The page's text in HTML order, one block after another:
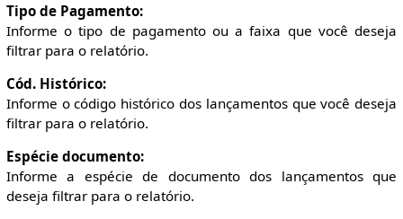
Tipo de Pagamento:
Informe o tipo de pagamento ou a faixa que você deseja
filtrar para o relatório.
Cód. Histórico:
Informe o código histórico dos lançamentos que você deseja
filtrar para o relatório.
Espécie documento:
Informe a espécie de documento dos lançamentos que
deseja filtrar para o relatório.